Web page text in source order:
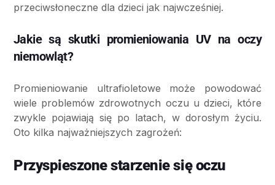
przeciwsłoneczne dla dzieci jak najwcześniej.
Jakie są skutki promieniowania UV na oczy
niemowląt?
Promieniowanie ultrafioletowe może powodować
wiele problemów zdrowotnych oczu u dzieci, które
zwykle pojawiają się po latach, w dorosłym życiu.
Oto kilka najważniejszych zagrożeń:
Przyspieszone starzenie się oczu